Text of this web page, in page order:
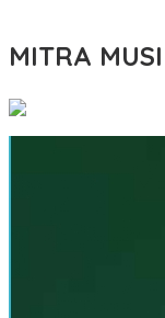
MITRA MUSI